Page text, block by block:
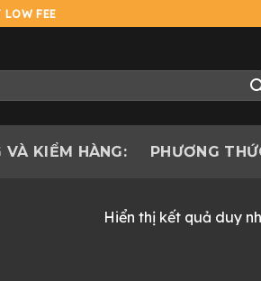
FEE
VÀ KIỂM HÀNG: PHƯƠNG
Hiển thị kết quả duy